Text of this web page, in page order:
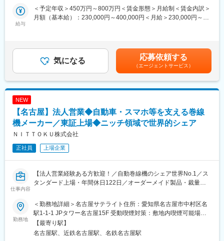
変更の範囲：会社の定める業務
顧客への訪問・課題ヒアリングから、引合案件の創出、見積提
案、受注、設備納品まで一貫して担当。製品はすべてオーダーメ
イドのため、顧客ごとの課題や生産体制に合わせた最適なシステ
を形にしていくため、最先端のモノづくりを支えるやりがいを実
感できる仕事です。
ーカーの重要案件に携わることができます。
・提案営業の醍醐味を実感
既製品を販売するカタログ営業ではなく、お客様ごとに最適な設
備を構想・提案するスタイル。顧客の想いや自身のアイデアを設
備に反映できるため、大きな達成感を得られます。
ェクト全体を牽引する立場として、高い裁量を持って仕事を進め
られます。
巻線機だけでなく、搬送システム、コネクタ製造装置、R2R設備
など幅広いFA機器を取り扱います。営業力に加え、製造業・生産
設備に関する専門知識を習得し、市場価値を高められる環境で
す。
給与
＜予定年収＞450万円～800万円＜賃金形態＞月給制＜賃金内訳＞
月額（基本給）：230,000円～400,000円＜月給＞230,000円～
気になる 応募依頼する
（エージェントサービス）
NEW
【名古屋】法人営業◆自動車・スマホ等を支える巻線
機メーカー／東証上場◆ニッチ領域で世界的シェア
ＮＩＴＴＯＫＵ株式会社
正社員 上場企業
仕事内容
【法人営業経験ある方歓迎！／自動巻線機のシェア世界No.1／ス
タンダード上場・年間休日122日／オーダーメイド製品・裁量権
■業務内容
自動巻線機分野で世界トップシェアを誇る当社にて、大手自動車
メーカー、家電メーカー、通信機器メーカー、電子部品メーカー
などへの法人営業をお任せします。
勤務地
＜勤務地詳細＞名古屋サテライト住所：愛知県名古屋市中村区名
駅1-1-1 JPタワー名古屋15F 受動喫煙対策：敷地内喫煙可能場所
あり変更の範囲：会社の定める事業所
【最寄り駅】
名古屋駅、近鉄名古屋駅、名鉄名古屋駅